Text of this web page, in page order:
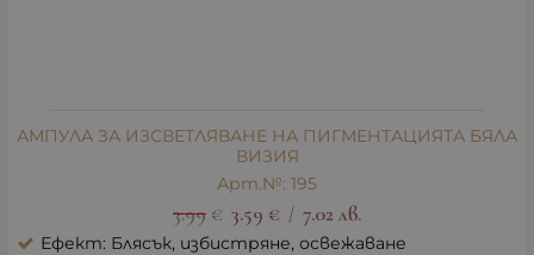
АМПУЛА ЗА ИЗСВЕТЛЯВАНЕ НА ПИГМЕНТАЦИЯТА БЯЛА
ВИЗИЯ
Арт.№: 195
3.99 € 3.59 € / 7.02 лв.
Ефект: Блясък, избистряне, освежаване